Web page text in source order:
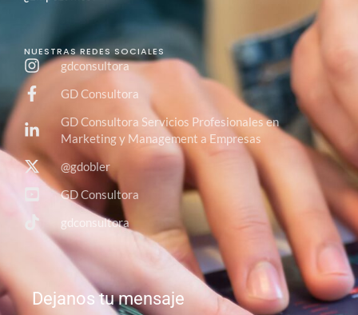
NUESTRAS REDES SOCIALES
gdconsultora
GD Consultora
GD Consultora Servicios Profesionales en
Marketing y Management a Empresas
@gdobler
GD Consultora
gdconsultora
Dejanos tu mensaje